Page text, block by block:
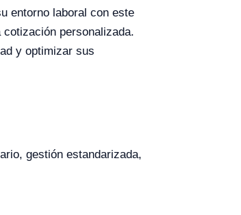
entorno laboral con este
personalizada.
y optimizar sus
gestión estandarizada,